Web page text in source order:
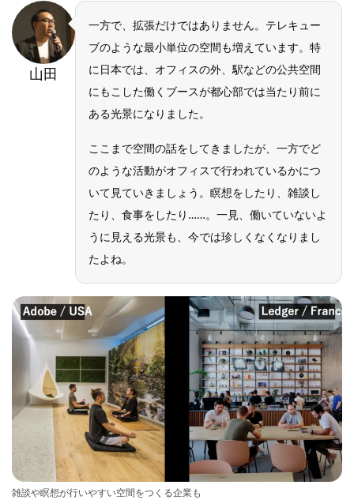
山田
一方で、拡張だけではありません。テレキュー
ブのような最小単位の空間も増えています。特
に日本では、オフィスの外、駅などの公共空間
にもこした働くブースが都心部では当たり前に
ある光景になりました。
ここまで空間の話をしてきましたが、一方でど
のような活動がオフィスで行われているかにつ
いて見ていきましょう。瞑想をしたり、雑談し
たり、食事をしたり……。一見、働いていないよ
うに見える光景も、今では珍しくなくなりまし
たよね。
雑談や瞑想が行いやすい空間をつくる企業も